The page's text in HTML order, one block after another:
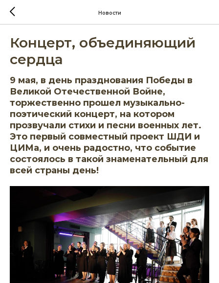
Новости
Концерт, объединяющий
сердца
9 мая, в день празднования Победы в
Великой Отечественной Войне,
торжественно прошел музыкально-
поэтический концерт, на котором
прозвучали стихи и песни военных лет.
Это первый совместный проект ШДИ и
ЦИМа, и очень радостно, что событие
состоялось в такой знаменательный для
всей страны день!